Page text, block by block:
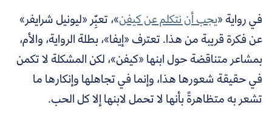
في رواية «يجب أن نتكلم عن كيفن»، تعبِّر «ليونيل شرايفر»
عن فكرة قريبة من هذا. تعترف «إيفا»، بطلة الرواية، والأم،
بمشاعر متناقضة حول ابنها «كيفن»، لكن المشكلة لا تكمن
في حقيقة شعورها هذا، وإنما في تجاهلها وإنكارها ما
تشعر به متظاهرةً بأنها لا تحمل لابنها إلا كل الحب.